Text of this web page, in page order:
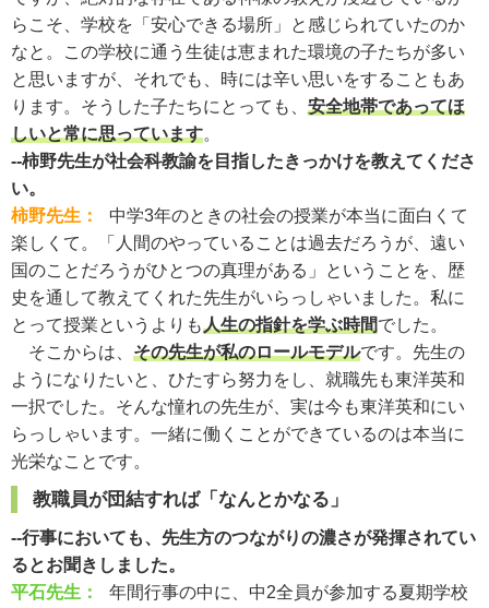
らこそ、学校を「安心できる場所」と感じられていたのか
なと。この学校に通う生徒は恵まれた環境の子たちが多い
と思いますが、それでも、時には辛い思いをすることもあ
ります。そうした子たちにとっても、 安全地帯であってほ
しいと常に思っています。
--柿野先生が社会科教諭を目指したきっかけを教えてくださ
い。
柿野先生：
中学3年のときの社会の授業が本当に面白くて
楽しくて。「人間のやっていることは過去だろうが、遠い
国のことだろうがひとつの真理がある」ということを、歴
史を通して教えてくれた先生がいらっしゃいました。私に
とって授業というよりも人生の指針を学ぶ時間でした。
そこからは、 その先生が私のロールモデルです。先生の
ようになりたいと、ひたすら努力をし、就職先も東洋英和
一択でした。そんな憧れの先生が、実は今も東洋英和にい
らっしゃいます。一緒に働くことができているのは本当に
光栄なことです。
教職員が団結すれば「なんとかなる」
--行事においても、先生方のつながりの濃さが発揮されてい
るとお聞きしました。
平石先生：
年間行事の中に、中2全員が参加する夏期学校